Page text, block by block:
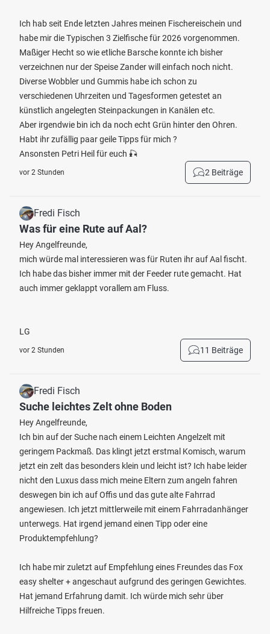
Ich hab seit Ende letzten Jahres meinen Fischereischein und
habe mir die Typischen 3 Zielfische für 2026 vorgenommen.
Maßiger Hecht so wie etliche Barsche konnte ich bisher
verzeichnen nur der Speise Zander will einfach noch nicht.
Diverse Wobbler und Gummis habe ich schon zu
verschiedenen Uhrzeiten und Tagesformen getestet an
künstlich angelegten Steinpackungen in Kanälen etc.
Aber irgendwie bin ich da noch echt Grün hinter den Ohren.
Habt ihr zufällig paar geile Tipps für mich ?
Ansonsten Petri Heil für euch 🎣
vor 2 Stunden 2 Beiträge
Fredi Fisch
Was für eine Rute auf Aal?
Hey Angelfreunde,
mich würde mal interessieren was für Ruten ihr auf Aal fischt.
Ich habe das bisher immer mit der Feeder rute gemacht. Hat
auch immer geklappt vorallem am Fluss.
LG
vor 2 Stunden 11 Beiträge
Fredi Fisch
Suche leichtes Zelt ohne Boden
Hey Angelfreunde,
Ich bin auf der Suche nach einem Leichten Angelzelt mit
geringem Packmaß. Das klingt jetzt erstmal Komisch, warum
jetzt ein zelt das besonders klein und leicht ist? Ich habe leider
nicht den Luxus dass mich meine Eltern zum angeln fahren
deswegen bin ich auf Offis und das gute alte Fahrrad
angewiesen. Ich jetzt mittlerweile mit einem Fahrradanhänger
unterwegs. Hat irgend jemand einen Tipp oder eine
Produktempfehlung?
Ich habe mir zuletzt auf Empfehlung eines Freundes das Fox
easy shelter + angeschaut aufgrund des geringen Gewichtes.
Hat jemand Erfahrung damit. Ich würde mich sehr über
Hilfreiche Tipps freuen.